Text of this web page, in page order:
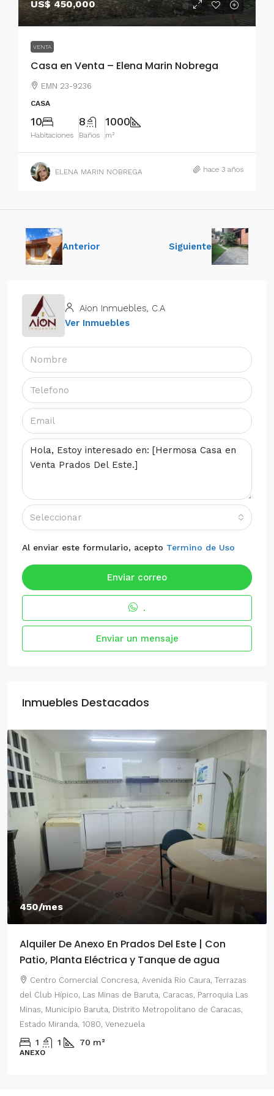
US$ 450,000
VENTA
Casa en Venta – Elena Marin Nobrega
EMN 23-9236
CASA
10
Habitaciones
8
Baños
1000
m²
ELENA MARIN NOBREGA hace 3 años
Anterior Siguiente
Aion Inmuebles, C.A
Ver Inmuebles
Seleccionar
Al enviar este formulario, acepto Termino de Uso
Enviar correo
.
Enviar un mensaje
Inmuebles Destacados
Este | Con
de agua
Río Caura, Terrazas
Parroquia Las
de Caracas,
550/mes
Alquiler De Anexo En Prados
2 Habitaciones
Centro Comercial Concresa, Avenida
del Este, Prados del Este, Sector: Prado
Parroquia Nuestra Señora del Rosario,
Distrito Metropolitano de Caracas,